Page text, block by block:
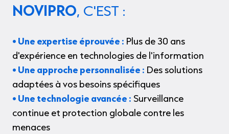
NOVIPRO, C'EST :
• Une expertise éprouvée : Plus de 30 ans
d'expérience en technologies de l'information
• Une approche personnalisée : Des solutions
adaptées à vos besoins spécifiques
• Une technologie avancée : Surveillance
continue et protection globale contre les
menaces